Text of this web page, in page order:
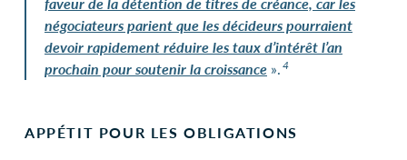
négociateurs parient que les décideurs pourraient
devoir rapidement réduire les taux d’intérêt l’an
prochain pour soutenir la croissance ».4
APPÉTIT POUR LES OBLIGATIONS